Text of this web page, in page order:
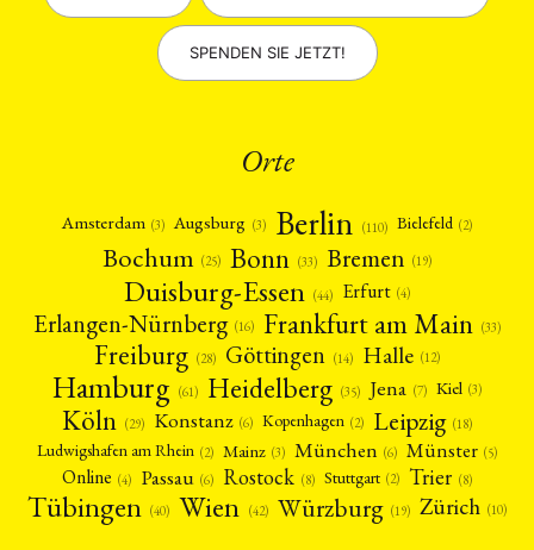
SPENDEN SIE JETZT!
Orte
Amsterdam (3) Augsburg (3) Berlin (110) Bielefeld (2)
Bochum (25) Bonn (33) Bremen (19)
Duisburg-Essen (44) Erfurt (4)
Erlangen-Nürnberg (16) Frankfurt am Main (33)
Freiburg (28) Göttingen (14) Halle (12)
Hamburg (61) Heidelberg (35) Jena (7) Kiel (3)
Köln (29) Konstanz (6) Kopenhagen (2) Leipzig (18)
Ludwigshafen am Rhein (2) Mainz (3) München (6) Münster (5)
Online (4) Passau (6) Rostock (8) Stuttgart (2) Trier (8)
Tübingen (40) Wien (42) Würzburg (19) Zürich (10)